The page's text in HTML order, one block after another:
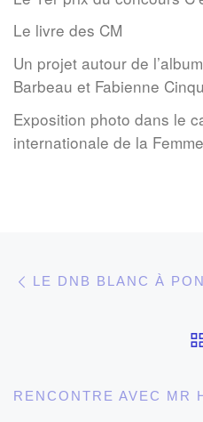
Le livre des CM
Un projet autour de
Barbeau et Fabienne
Exposition photo dans le
internationale de la Femme
Parcourir les
LE DNB BLANC À